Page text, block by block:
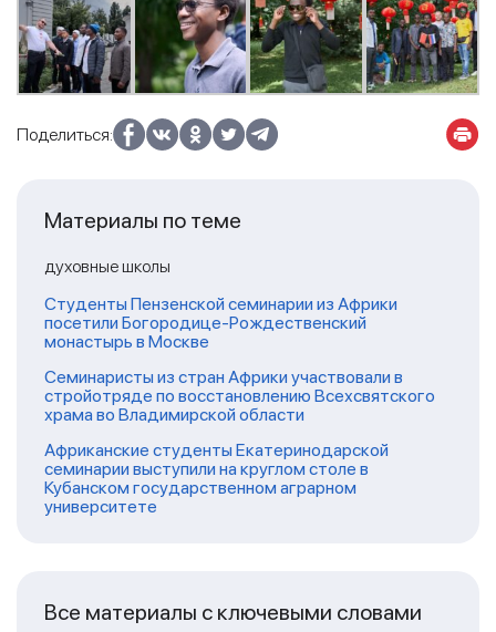
Поделиться:
Материалы по теме
духовные школы
Студенты Пензенской семинарии из Африки
посетили Богородице-Рождественский
монастырь в Москве
Семинаристы из стран Африки участвовали в
стройотряде по восстановлению Всехсвятского
храма во Владимирской области
Африканские студенты Екатеринодарской
семинарии выступили на круглом столе в
Кубанском государственном аграрном
университете
Все материалы с ключевыми словами